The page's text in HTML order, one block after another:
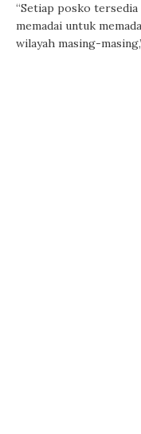
“Setiap posko
memadai untuk
wilayah masing-